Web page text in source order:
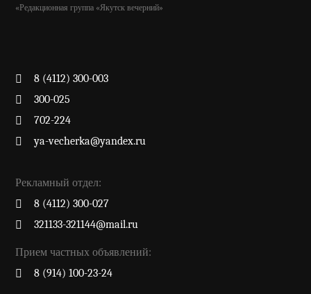
«Редакционная группа «Якутск вечерний»
8 (4112) 300-003
300-025
702-224
ya-vecherka@yandex.ru
Рекламный отдел:
8 (4112) 300-027
321133-321144@mail.ru
Прием частных объявлений:
8 (914) 100-23-24